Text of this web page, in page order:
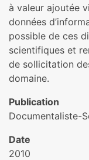
à valeur ajoutée
données
possible de ces
scientifiques et
de sollicitation
domaine.
Publication
Documentaliste-
Date
2010